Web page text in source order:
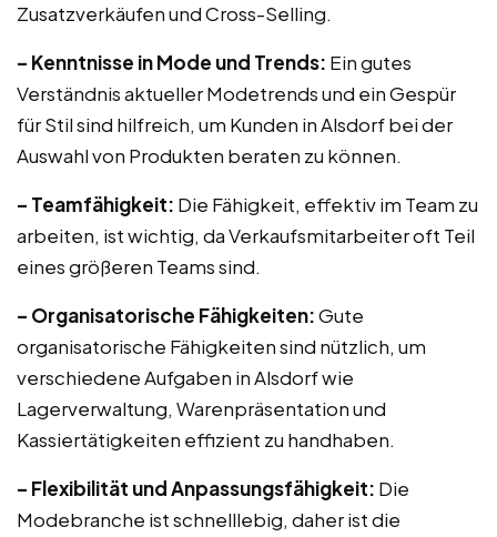
Zusatzverkäufen und Cross-Selling.
– Kenntnisse in Mode und Trends: Ein gutes
Verständnis aktueller Modetrends und ein Gespür
für Stil sind hilfreich, um Kunden in Alsdorf bei der
Auswahl von Produkten beraten zu können.
– Teamfähigkeit: Die Fähigkeit, effektiv im Team zu
arbeiten, ist wichtig, da Verkaufsmitarbeiter oft Teil
eines größeren Teams sind.
– Organisatorische Fähigkeiten:Gute
organisatorische Fähigkeiten sind nützlich, um
verschiedene Aufgaben in Alsdorf wie
Lagerverwaltung, Warenpräsentation und
Kassiertätigkeiten effizient zu handhaben.
– Flexibilität und Anpassungsfähigkeit: Die
Modebranche ist schnelllebig, daher ist die